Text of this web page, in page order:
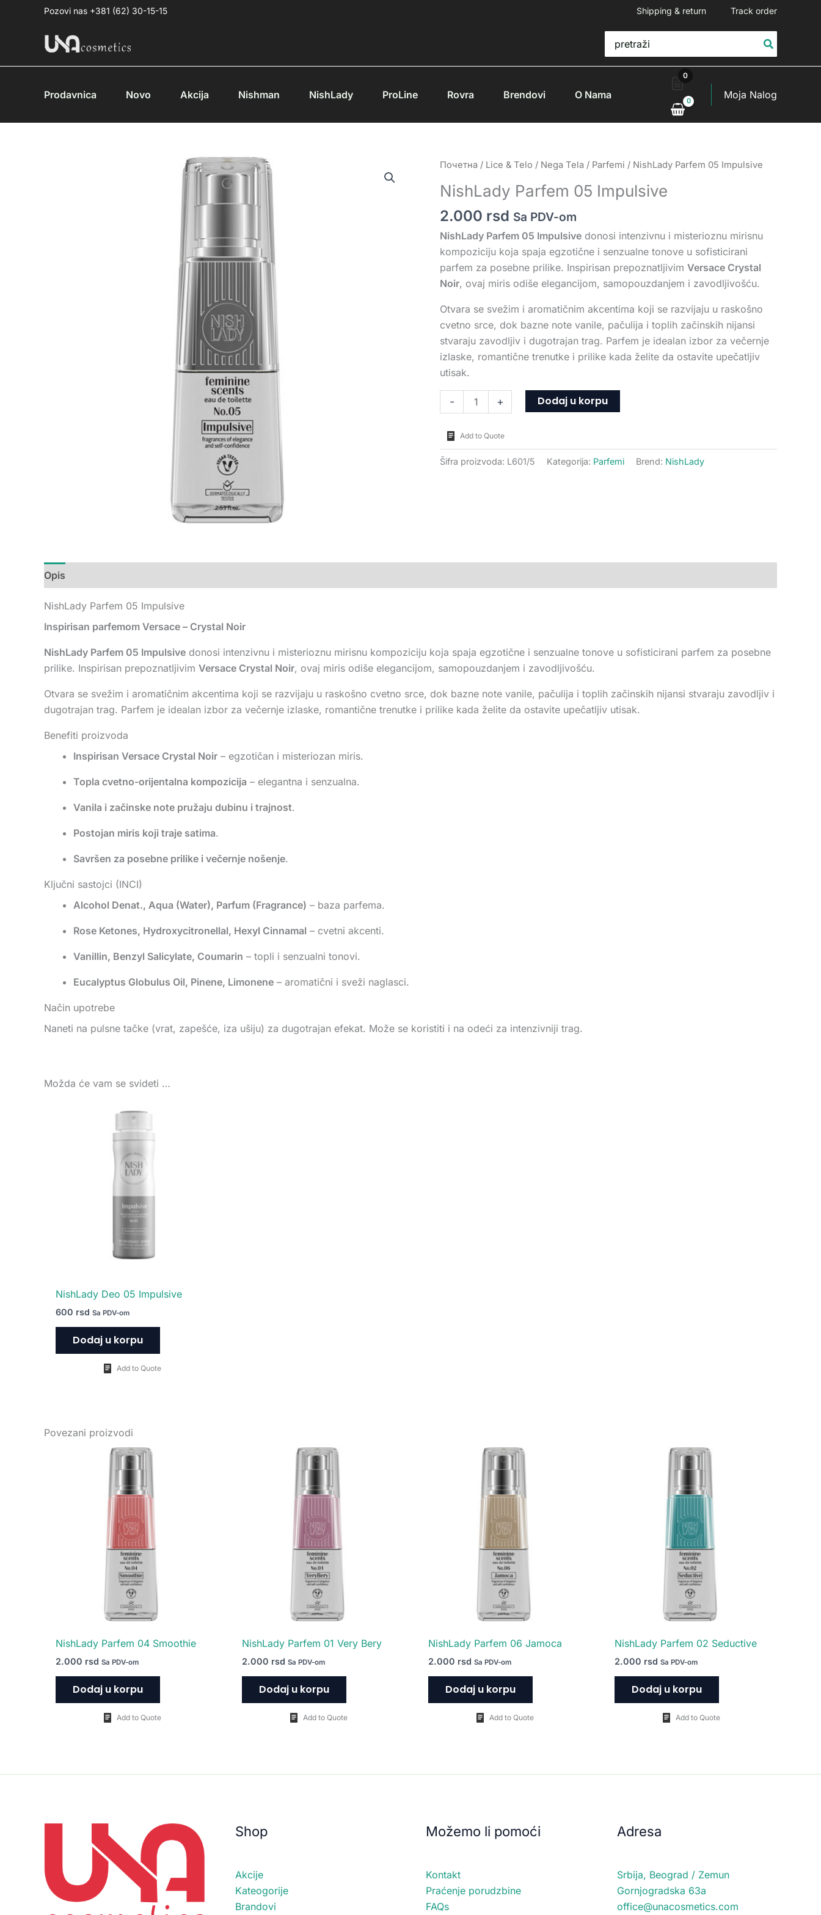
Pozovi nas +381 (62) 30-15-15 Shipping & return Track order
for:
Prodavnica Novo Akcija Nishman NishLady ProLine Rovra Brendovi O Nama
0
Moja Nalog
Почетна / Lice & Telo / Nega Tela / Parfemi / NishLady Parfem 05 Impulsive
NishLady Parfem 05 Impulsive
2.000 rsd Sa PDV-om
NishLady Parfem 05 Impulsive donosi intenzivnu i misterioznu mirisnu
kompoziciju koja spaja egzotične i senzualne tonove u sofisticirani
parfem za posebne prilike. Inspirisan prepoznatljivim Versace Crystal
Noir, ovaj miris odiše elegancijom, samopouzdanjem i zavodljivošću.
Otvara se svežim i aromatičnim akcentima koji se razvijaju u raskošno
cvetno srce, dok bazne note vanile, pačulija i toplih začinskih nijansi
stvaraju zavodljiv i dugotrajan trag. Parfem je idealan izbor za večernje
izlaske, romantične trenutke i prilike kada želite da ostavite upečatljiv
utisak.
-
NishLady
05
Impulsive
+ Dodaj u korpu
Add to Quote
Šifra proizvoda: L601/5 Kategorija: Parfemi Brend: NishLady
Opis
NishLady Parfem 05 Impulsive
Inspirisan parfemom Versace – Crystal Noir
NishLady Parfem 05 Impulsive donosi intenzivnu i misterioznu mirisnu kompoziciju koja spaja egzotične i senzualne tonove u sofisticirani parfem za posebne
prilike. Inspirisan prepoznatljivim Versace Crystal Noir, ovaj miris odiše elegancijom, samopouzdanjem i zavodljivošću.
Otvara se svežim i aromatičnim akcentima koji se razvijaju u raskošno cvetno srce, dok bazne note vanile, pačulija i toplih začinskih nijansi stvaraju zavodljiv i
dugotrajan trag. Parfem je idealan izbor za večernje izlaske, romantične trenutke i prilike kada želite da ostavite upečatljiv utisak.
Benefiti proizvoda
Inspirisan Versace Crystal Noir – egzotičan i misteriozan miris.
Topla cvetno-orijentalna kompozicija – elegantna i senzualna.
Vanila i začinske note pružaju dubinu i trajnost.
Postojan miris koji traje satima.
Savršen za posebne prilike i večernje nošenje.
Ključni sastojci (INCI)
Alcohol Denat., Aqua (Water), Parfum (Fragrance) – baza parfema.
Rose Ketones, Hydroxycitronellal, Hexyl Cinnamal – cvetni akcenti.
Vanillin, Benzyl Salicylate, Coumarin – topli i senzualni tonovi.
Eucalyptus Globulus Oil, Pinene, Limonene – aromatični i sveži naglasci.
Način upotrebe
Naneti na pulsne tačke (vrat, zapešće, iza ušiju) za dugotrajan efekat. Može se koristiti i na odeći za intenzivniji trag.
Možda će vam se svideti …
NishLady Deo 05 Impulsive
600 rsd Sa PDV-om
Dodaj u korpu
Add to Quote
Povezani proizvodi
NishLady Parfem 04 Smoothie
2.000 rsd Sa PDV-om
Dodaj u korpu
Add to Quote
NishLady Parfem 01 Very Bery
2.000 rsd Sa PDV-om
Dodaj u korpu
Add to Quote
NishLady Parfem 06 Jamoca
2.000 rsd Sa PDV-om
Dodaj u korpu
Add to Quote
NishLady Parfem 02 Seductive
2.000 rsd Sa PDV-om
Dodaj u korpu
Add to Quote
Shop
Akcije
Kateogorije
Brandovi
Možemo li pomoći
Kontakt
Praćenje porudzbine
FAQs
Adresa
Srbija, Beograd / Zemun
Gornjogradska 63a
office@unacosmetics.com